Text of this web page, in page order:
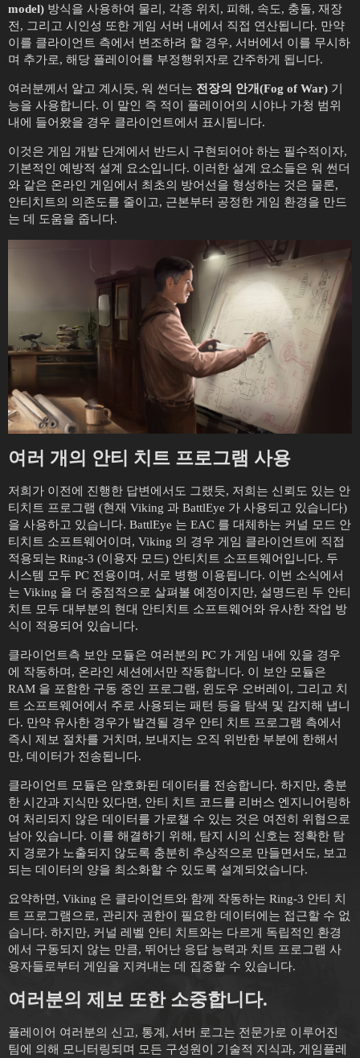
model) 방식을 사용하여 물리, 각종 위치, 피해, 속도, 충돌, 재장
전, 그리고 시인성 또한 게임 서버 내에서 직접 연산됩니다. 만약
이를 클라이언트 측에서 변조하려 할 경우, 서버에서 이를 무시하
며 추가로, 해당 플레이어를 부정행위자로 간주하게 됩니다.
여러분께서 알고 계시듯, 워 썬더는 전장의 안개(Fog of War) 기
능을 사용합니다. 이 말인 즉 적이 플레이어의 시야나 가청 범위
내에 들어왔을 경우 클라이언트에서 표시됩니다.
이것은 게임 개발 단계에서 반드시 구현되어야 하는 필수적이자,
기본적인 예방적 설계 요소입니다. 이러한 설계 요소들은 워 썬더
와 같은 온라인 게임에서 최초의 방어선을 형성하는 것은 물론,
안티치트의 의존도를 줄이고, 근본부터 공정한 게임 환경을 만드
는 데 도움을 줍니다.
여러 개의 안티 치트 프로그램 사용
저희가 이전에 진행한 답변에서도 그랬듯, 저희는 신뢰도 있는 안
티치트 프로그램 (현재 Viking 과 BattlEye 가 사용되고 있습니다)
을 사용하고 있습니다. BattlEye 는 EAC 를 대체하는 커널 모드 안
티치트 소프트웨어이며, Viking 의 경우 게임 클라이언트에 직접
적용되는 Ring-3 (이용자 모드) 안티치트 소프트웨어입니다. 두
시스템 모두 PC 전용이며, 서로 병행 이용됩니다. 이번 소식에서
는 Viking 을 더 중점적으로 살펴볼 예정이지만, 설명드린 두 안티
치트 모두 대부분의 현대 안티치트 소프트웨어와 유사한 작업 방
식이 적용되어 있습니다.
클라이언트측 보안 모듈은 여러분의 PC 가 게임 내에 있을 경우
에 작동하며, 온라인 세션에서만 작동합니다. 이 보안 모듈은
RAM 을 포함한 구동 중인 프로그램, 윈도우 오버레이, 그리고 치
트 소프트웨어에서 주로 사용되는 패턴 등을 탐색 및 감지해 냅니
다. 만약 유사한 경우가 발견될 경우 안티 치트 프로그램 측에서
즉시 제보 절차를 거치며, 보내지는 오직 위반한 부분에 한해서
만, 데이터가 전송됩니다.
클라이언트 모듈은 암호화된 데이터를 전송합니다. 하지만, 충분
한 시간과 지식만 있다면, 안티 치트 코드를 리버스 엔지니어링하
여 처리되지 않은 데이터를 가로챌 수 있는 것은 여전히 위협으로
남아 있습니다. 이를 해결하기 위해, 탐지 시의 신호는 정확한 탐
지 경로가 노출되지 않도록 충분히 추상적으로 만들면서도, 보고
되는 데이터의 양을 최소화할 수 있도록 설계되었습니다.
요약하면, Viking 은 클라이언트와 함께 작동하는 Ring-3 안티 치
트 프로그램으로, 관리자 권한이 필요한 데이터에는 접근할 수 없
습니다. 하지만, 커널 레벨 안티 치트와는 다르게 독립적인 환경
에서 구동되지 않는 만큼, 뛰어난 응답 능력과 치트 프로그램 사
용자들로부터 게임을 지켜내는 데 집중할 수 있습니다.
여러분의 제보 또한 소중합니다.
플레이어 여러분의 신고, 통계, 서버 로그는 전문가로 이루어진
팀에 의해 모니터링되며 모든 구성원이 기술적 지식과, 게임플레